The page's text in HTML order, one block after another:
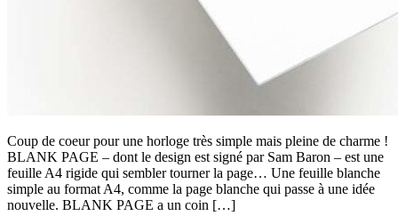
Coup de coeur pour une horloge très simple mais pleine de charme !
BLANK PAGE – dont le design est signé par Sam Baron – est une
feuille A4 rigide qui sembler tourner la page… Une feuille blanche
simple au format A4, comme la page blanche qui passe à une idée
nouvelle. BLANK PAGE a un coin […]